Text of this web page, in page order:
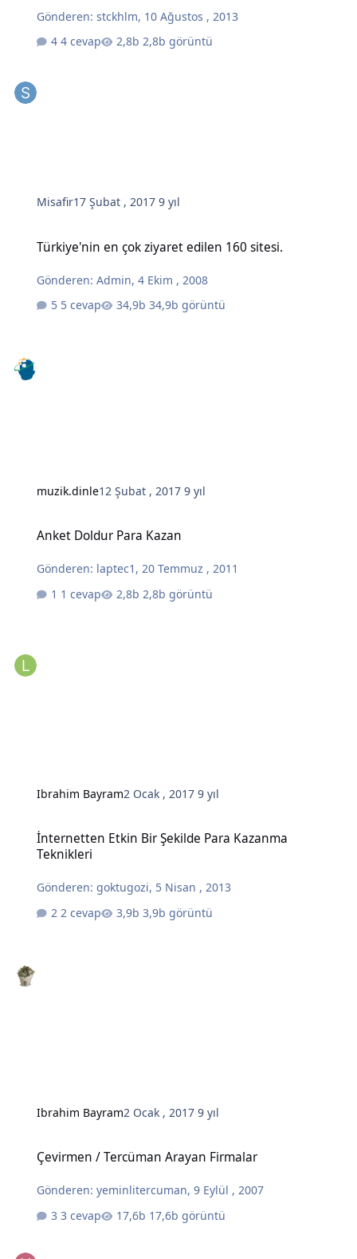
Gönderen:stckhlm, 10 Ağustos , 2013
4 cevap
2,8b görüntü
Misafir17 Şubat , 20179 yıl
Türkiye'nin en çok ziyaret edilen 160 sitesi.
Gönderen:Admin,4 Ekim , 2008
5 cevap
34,9b görüntü
muzik.dinle12 Şubat , 20179 yıl
Anket Doldur Para Kazan
Gönderen: laptec1 ,20 Temmuz , 2011
1 cevap
2,8b görüntü
Ibrahim Bayram2 Ocak , 20179 yıl
İnternetten Etkin Bir Şekilde Para Kazanma
Teknikleri
Gönderen:goktugozi, 5 Nisan , 2013
2 cevap
3,9b görüntü
Ibrahim Bayram2 Ocak , 20179 yıl
Çevirmen / Tercüman Arayan Firmalar
Gönderen:yeminlitercuman,9 Eylül , 2007
3 cevap
17,6b görüntü